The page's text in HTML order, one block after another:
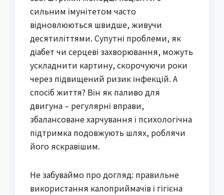
сильним імунітетом часто
відновлюються швидше, живучи
десятиліттями. Супутні проблеми, як
діабет чи серцеві захворювання, можуть
ускладнити картину, скорочуючи роки
через підвищений ризик інфекцій. А
спосіб життя? Він як паливо для
двигуна – регулярні вправи,
збалансоване харчування і психологічна
підтримка подовжують шлях, роблячи
його яскравішим.
Не забуваймо про догляд: правильне
використання калоприймачів і гігієна